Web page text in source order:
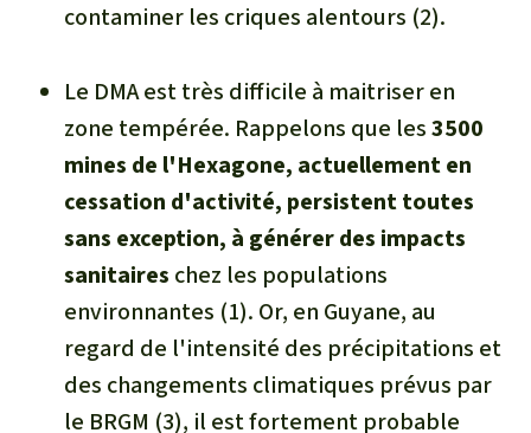
contaminer les criques alentours (2).
Le DMA est très difficile à maitriser en
zone tempérée. Rappelons que les3500
mines de l'Hexagone, actuellement en
cessation d'activité, persistent toutes
sans exception, à générer des impacts
sanitaires chez les populations
environnantes (1). Or, en Guyane, au
regard de l'intensité des précipitations et
des changements climatiques prévus par
le BRGM (3), il est fortement probable